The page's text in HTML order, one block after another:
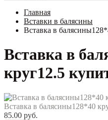
Главная
Вставки в балясины
Вставка в
Вставка в
круг12.5
Вставка в балясины128*40
85.00 руб.